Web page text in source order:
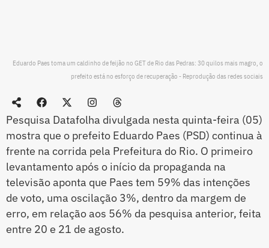
Eduardo Paes toma um caldinho de feijão no GET de Rio das Pedras: 30 quilos mais magro, o
prefeito está no esforço de recuperação - Reprodução das redes sociais
Pesquisa Datafolha divulgada nesta quinta-feira (05)
mostra que o prefeito Eduardo Paes (PSD) continua à
frente na corrida pela Prefeitura do Rio. O primeiro
levantamento após o início da propaganda na
televisão aponta que Paes tem 59% das intenções
de voto, uma oscilação 3%, dentro da margem de
erro, em relação aos 56% da pesquisa anterior, feita
entre 20 e 21 de agosto.